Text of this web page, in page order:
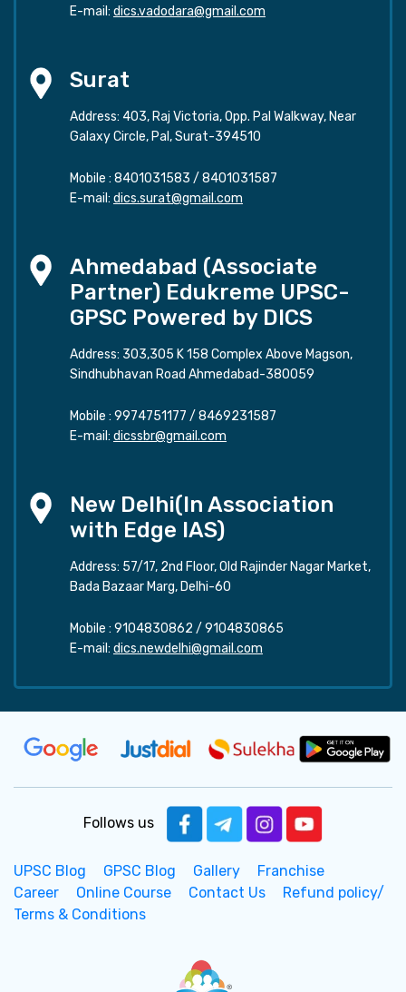
E-mail: dics.vadodara@gmail.com
Surat
Address: 403, Raj Victoria, Opp. Pal Walkway, Near
Galaxy Circle, Pal, Surat-394510
Mobile : 8401031583 / 8401031587
E-mail: dics.surat@gmail.com
Ahmedabad (Associate
Partner) Edukreme UPSC-
GPSC Powered by DICS
Address: 303,305 K 158 Complex Above Magson,
Sindhubhavan Road Ahmedabad-380059
Mobile : 9974751177 / 8469231587
E-mail: dicssbr@gmail.com
New Delhi(In Association
with Edge IAS)
Address: 57/17, 2nd Floor, Old Rajinder Nagar Market,
Bada Bazaar Marg, Delhi-60
Mobile : 9104830862 / 9104830865
E-mail: dics.newdelhi@gmail.com
Follows us
UPSC Blog GPSC Blog Gallery
Franchise
Career
Online Course Contact Us
Refund policy/
Terms & Conditions